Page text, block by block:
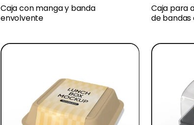
Caja con manga y banda
envolvente
Caja para
de